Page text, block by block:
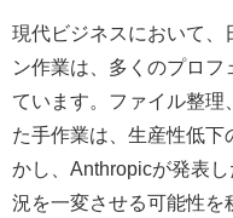
現代ビジネスにおいて、
ン作業は、多くのプロ
ています。ファイル整理
た手作業は、生産性低下
かし、Anthropicが発表
況を一変させる可能性を